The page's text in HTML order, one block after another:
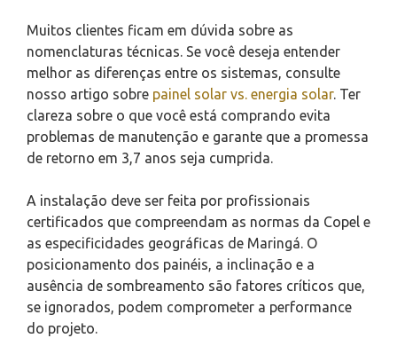
Muitos clientes ficam em dúvida sobre as
nomenclaturas técnicas. Se você deseja entender
melhor as diferenças entre os sistemas, consulte
nosso artigo sobre painel solar vs. energia solar. Ter
clareza sobre o que você está comprando evita
problemas de manutenção e garante que a promessa
de retorno em 3,7 anos seja cumprida.
A instalação deve ser feita por profissionais
certificados que compreendam as normas da Copel e
as especificidades geográficas de Maringá. O
posicionamento dos painéis, a inclinação e a
ausência de sombreamento são fatores críticos que,
se ignorados, podem comprometer a performance
do projeto.